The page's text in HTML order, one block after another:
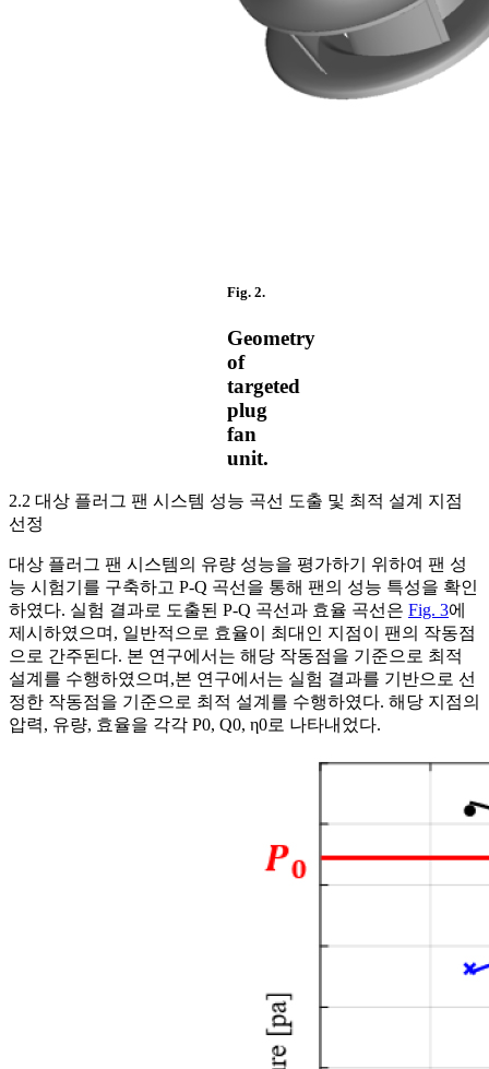
Fig. 2.
Geometry
of
targeted
plug
fan
unit.
2.2 대상 플러그 팬 시스템 성능 곡선 도출 및 최적 설계 지점
선정
대상 플러그 팬 시스템의 유량 성능을 평가하기 위하여 팬 성
능 시험기를 구축하고 P-Q 곡선을 통해 팬의 성능 특성을 확인
하였다. 실험 결과로 도출된 P-Q 곡선과 효율 곡선은 Fig. 3에
제시하였으며, 일반적으로 효율이 최대인 지점이 팬의 작동점
으로 간주된다. 본 연구에서는 해당 작동점을 기준으로 최적
설계를 수행하였으며,본 연구에서는 실험 결과를 기반으로 선
정한 작동점을 기준으로 최적 설계를 수행하였다. 해당 지점의
압력, 유량, 효율을 각각 P0, Q0, η0로 나타내었다.